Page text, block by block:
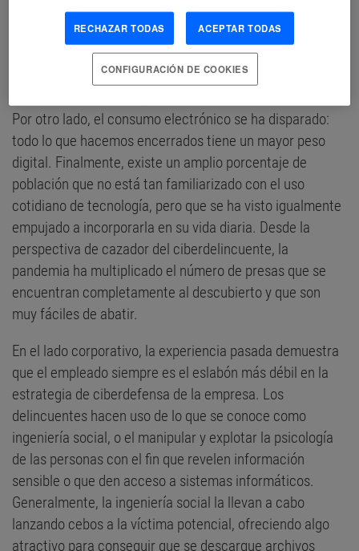
ha hecho mucho más dependiente de las
infraestructuras digitales y la conectividad. Además, nos
hemos visto abocados al teletrabajo, sin que gran parte
de las empresas y organizaciones hayan podido probar
Por otro lado, el consumo electrónico se ha disparado:
todo lo que hacemos encerrados tiene un mayor peso
digital. Finalmente, existe un amplio porcentaje de
población que no está tan familiarizado con el uso
cotidiano de tecnología, pero que se ha visto igualmente
empujado a incorporarla en su vida diaria. Desde la
perspectiva de cazador del ciberdelincuente, la
pandemia ha multiplicado el número de presas que se
encuentran completamente al descubierto y que son
muy fáciles de abatir.
En el lado corporativo, la experiencia pasada demuestra
que el empleado siempre es el eslabón más débil en la
estrategia de ciberdefensa de la empresa. Los
delincuentes hacen uso de lo que se conoce como
ingeniería social, o el manipular y explotar la psicología
de las personas con el fin que revelen información
sensible o que den acceso a sistemas informáticos.
Generalmente, la ingeniería social la llevan a cabo
lanzando cebos a la víctima potencial, ofreciendo algo
atractivo para conseguir que se descargue archivos
RECHAZAR TODAS ACEPTAR TODAS
CONFIGURACIÓN DE COOKIES